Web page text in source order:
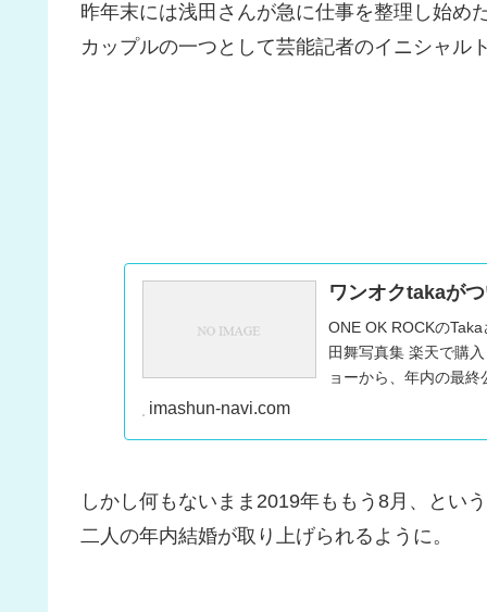
昨年末には浅田さんが急に仕事を整理し始め
カップルの一つとして芸能記者のイニシャル
ワンオクtakaが
ONE OK ROCKの
田舞写真集 楽天で購
ョーから、年内の最
imashun-navi.com
しかし何もないまま2019年ももう8月、とい
二人の年内結婚が取り上げられるように。